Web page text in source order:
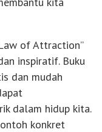
of Attraction”
inspiratif. Buku
dan mudah
dalam hidup kita.
konkret